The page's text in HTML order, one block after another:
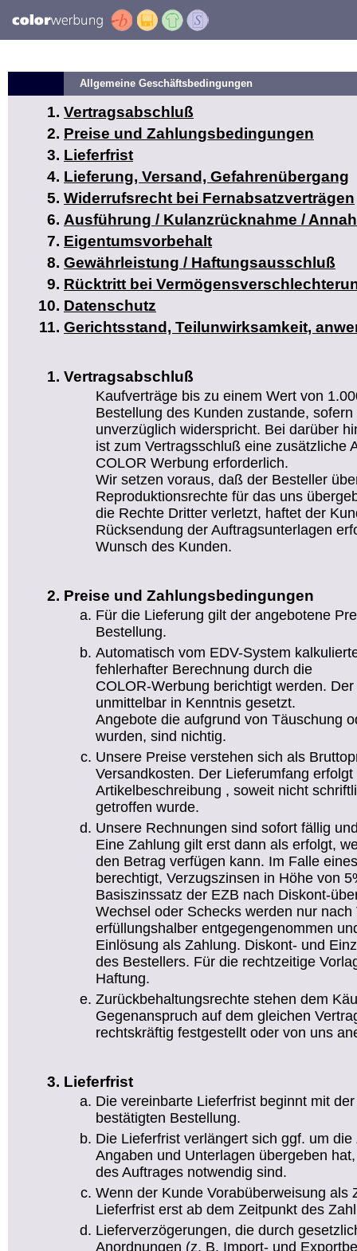
Allgemeine Geschäftsbedingungen
Vertragsabschluß
Preise und Zahlungsbedingungen
Lieferfrist
Lieferung, Versand, Gefahrenübergang
Widerrufsrecht bei Fernabsatzverträgen
Ausführung / Kulanzrücknahme /
Eigentumsvorbehalt
Gewährleistung / Haftungsausschluß
Rücktritt bei
Datenschutz
Gerichtsstand, Teilunwirksamkeit,
Vertragsabschluß
Kaufverträge bis zu einem Wert von
Bestellung des Kunden zustande,
unverzüglich widerspricht. Bei darüber
ist zum Vertragsschluß eine zusätzliche
COLOR Werbung erforderlich.
Wir setzen voraus, daß der Besteller
Reproduktionsrechte für das uns
die Rechte Dritter verletzt, haftet der
Rücksendung der Auftragsunterlagen
Wunsch des Kunden.
Preise und Zahlungsbedingungen
Für die Lieferung gilt der angebotene
Bestellung.
Automatisch vom EDV-System
fehlerhafter Berechnung durch die
COLOR-Werbung berichtigt werden.
unmittelbar in Kenntnis gesetzt.
Angebote die aufgrund von Täuschung
wurden, sind nichtig.
Unsere Preise verstehen sich als
Versandkosten. Der Lieferumfang
Artikelbeschreibung , soweit nicht
getroffen wurde.
Unsere Rechnungen sind sofort fällig
Eine Zahlung gilt erst dann als erfolgt,
den Betrag verfügen kann. Im Falle
berechtigt, Verzugszinsen in Höhe von
Basiszinssatz der EZB nach Diskont-
Wechsel oder Schecks werden nur nach
erfüllungshalber entgegengenommen
Einlösung als Zahlung. Diskont- und
des Bestellers. Für die rechtzeitige
Haftung.
Zurückbehaltungsrechte stehen dem
Gegenanspruch auf dem gleichen
rechtskräftig festgestellt oder von uns
Lieferfrist
Die vereinbarte Lieferfrist beginnt mit
bestätigten Bestellung.
Die Lieferfrist verlängert sich ggf. um
Angaben und Unterlagen übergeben
des Auftrages notwendig sind.
Wenn der Kunde Vorabüberweisung als
Lieferfrist erst ab dem Zeitpunkt des
Lieferverzögerungen, die durch
Anordnungen (z. B. Import- und